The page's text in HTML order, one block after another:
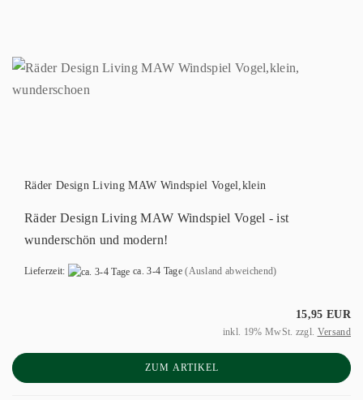
Räder Design Living MAW Windspiel Vogel,klein
Räder Design Living MAW Windspiel Vogel - ist
wunderschön und modern!
Lieferzeit: ca. 3-4 Tage (Ausland abweichend)
15,95 EUR
inkl. 19% MwSt. zzgl. Versand
ZUM ARTIKEL